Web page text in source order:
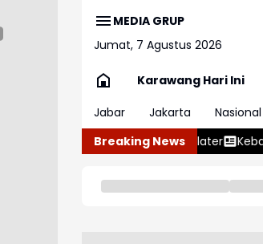
MEDIA GRUP
Jumat, 7 Agustus 2026
Karawang Hari Ini
Jabar
Jakarta Nasional
Breaking News
Kebakaran Hebat Hanguskan